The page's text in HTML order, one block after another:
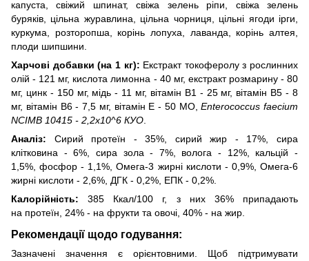
капуста, свіжий шпинат, свіжа зелень ріпи, свіжа зелень
буряків, цільна журавлина, цільна чорниця, цільні ягоди ірги,
куркума, розторопша, корінь лопуха, лаванда, корінь алтея,
плоди шипшини.
Харчові добавки (на 1 кг): Екстракт токоферолу з рослинних
олій - 121 мг, кислота лимонна - 40 мг, екстракт розмарину - 80
мг, цинк - 150 мг, мідь - 11 мг, вітамін B1 - 25 мг, вітамін B5 - 8
мг, вітамін B6 - 7,5 мг, вітамін E - 50 МО,Enterococcus faecium
NCIMB 10415 - 2,2x10^6 КУО.
Аналіз: Сирий протеїн - 35%, сирий жир - 17%, сира
клітковина - 6%, сира зола - 7%, волога - 12%, кальцій -
1,5%, фосфор - 1,1%, Омега-3 жирні кислоти - 0,9%, Омега-6
жирні кислоти - 2,6%, ДГК - 0,2%, ЕПК - 0,2%.
Калорійність: 385 Ккал/100 г, з них 36% припадають
на протеїн, 24% - на фрукти та овочі, 40% - на жир.
Рекомендації щодо годування:
Зазначені значення є орієнтовними. Щоб підтримувати